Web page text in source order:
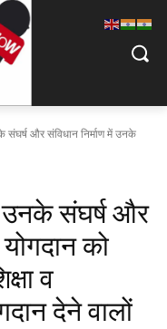
और संविधान निर्माण में उनके
उनके संघर्ष और
को
व
देने वालों